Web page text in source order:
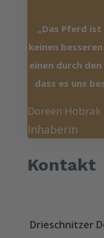
„Das Pferd ist
keinen
einen durch
dass es uns
Doreen Hobrak
Inhaberin
Kontakt
Drieschnitzer